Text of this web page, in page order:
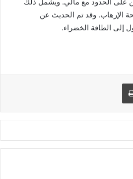
الإرهاب. وقد تم الحديث عن
إلى الطاقة الخضراء.
طباعة